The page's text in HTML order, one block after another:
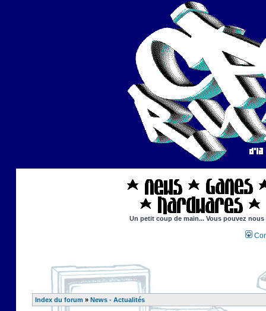
Un petit coup de main... Vous pouvez
Index du forum » News - Actualités